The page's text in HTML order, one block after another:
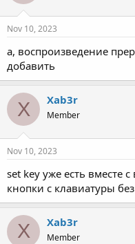
Nov 10, 2023
а, воспроизведение
добавить
X Xab3r
Member
Nov 10, 2023
set key уже есть вместе
кнопки с клавиатуры
X Xab3r
Member